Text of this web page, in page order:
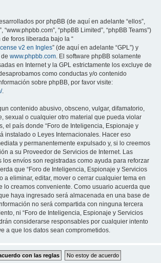
por phpBB (de aquí en adelante “ellos”,
“www.phpbb.com”, “phpBB Limited”, “phpBB Teams”)
foros liberada bajo la “
v2 en Ingles” (de aquí en adelante “GPL”) y
www.phpbb.com. El software phpBB solamente
en Internet y la GPL estrictamente los excluye de
como conductas y/o contenido
sobre phpBB, por favor visite:
.
contenido abusivo, obsceno, vulgar, difamatorio,
sexual o cualquier otro material que pueda violar
el país donde “Foro de Inteligencia, Espionaje y
instalado o Leyes Internacionales. Hacer eso
y permanentemente expulsado y, si lo creemos
a su Proveedor de Servicios de Internet. Las
los envíos son registradas como ayuda para reforzar
que “Foro de Inteligencia, Espionaje y Servicios
a eliminar, editar, mover o cerrar cualquier tema en
lo creamos conveniente. Como usuario acuerda que
haya ingresado será almacenada en una base de
no será compartida con ninguna tercera
ni “Foro de Inteligencia, Espionaje y Servicios
considerarse responsables por cualquier intento
a que los datos sean comprometidos.